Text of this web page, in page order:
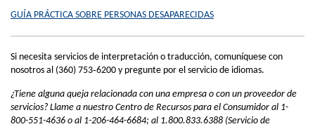
GUÍA PRÁCTICA SOBRE PERSONAS DESAPARECIDAS
Si necesita servicios de interpretación o traducción, comuníquese con
nosotros al (360) 753‑6200 y pregunte por el servicio de idiomas.
¿Tiene alguna queja relacionada con una empresa o con un proveedor de
servicios? Llame a nuestro Centro de Recursos para el Consumidor al 1-
800-551-4636 o al 1-206-464-6684; al 1.800.833.6388 (Servicio de